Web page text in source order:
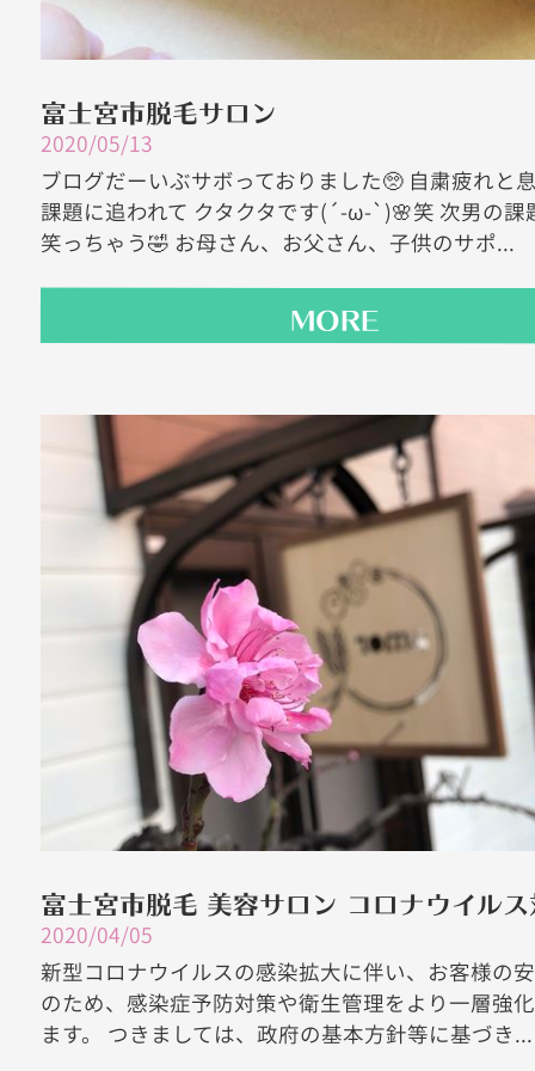
富士宮市脱毛サロン
2020/05/13
ブログだーいぶサボっておりました🥺 自粛疲れと
課題に追われて クタクタです(´-ω-`)🌸笑 次男の課
笑っちゃう🤣 お母さん、お父さん、子供のサポ...
MORE
富士宮市脱毛 美容サロン コロナウイル
2020/04/05
新型コロナウイルスの感染拡大に伴い、お客様の
のため、感染症予防対策や衛生管理をより一層強
ます。 つきましては、政府の基本方針等に基づき...